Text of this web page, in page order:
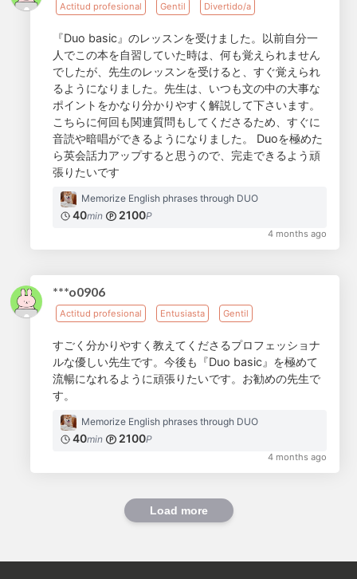
Actitud profesional Gentil Divertido/a
『Duo basic』のレッスンを受けました。以前自分一
人でこの本を自習していた時は、何も覚えられません
でしたが、先生のレッスンを受けると、すぐ覚えられ
るようになりました。先生は、いつも文の中の大事な
ポイントをかなり分かりやすく解説して下さいます。
こちらに何回も関連質問もしてくださるため、すぐに
音読や暗唱ができるようになりました。 Duoを極めた
ら英会話力アップすると思うので、完走できるよう頑
張りたいです
Memorize English phrases through DUO
40min 2100P
4 months ago
***o0906
Actitud profesional Entusiasta Gentil
すごく分かりやすく教えてくださるプロフェッショナ
ルな優しい先生です。今後も『Duo basic』を極めて
流暢になれるように頑張りたいです。お勧めの先生で
す。
Memorize English phrases through DUO
40min 2100P
4 months ago
Load more